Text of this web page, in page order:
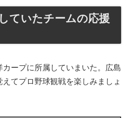
ていたチームの応援
ープに所属していまいた。広島
てプロ野球観戦を楽しみましょ